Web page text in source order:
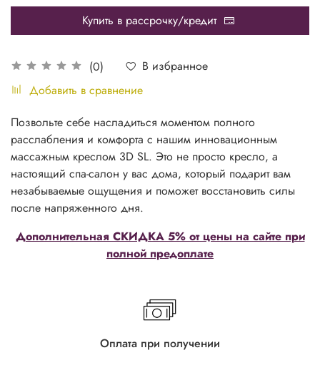
(0)
В избранное
Добавить в сравнение
Купить в рассрочку/кредит
Дополнительная СКИДКА 5% от цены на сайте при
полной предоплате
Позвольте себе насладиться моментом полного
расслабления и комфорта с нашим инновационным
массажным креслом 3D SL. Это не просто кресло, а
настоящий спа-салон у вас дома, который подарит вам
незабываемые ощущения и поможет восстановить силы
после напряженного дня.
Оплата при получении